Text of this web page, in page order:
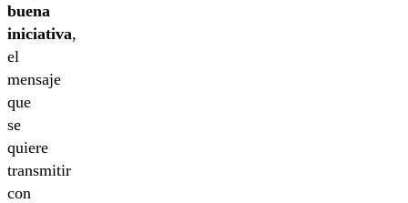
buena
iniciativa,
el
mensaje
que
se
quiere
transmitir
con